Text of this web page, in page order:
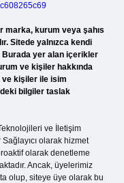
marka, kurum veya şahıs
Sitede yalnızca kendi
Burada yer alan içerikler
ve kişiler hakkında
ve kişiler ile isim
bilgiler taslak
ve İletişim
olarak hizmet
olarak denetleme
Ancak, üyelerimiz
olup, siteye üye olarak bu